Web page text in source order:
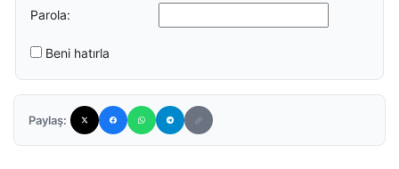
Parola:
Beni hatırla
Paylaş: